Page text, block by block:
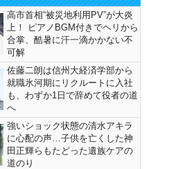
高市首相“被災地利用PV”が大炎
上！ ピアノBGM付きでヘリから
合掌、酷暑に汗一滴かかない不
可解
佐藤二朗は信州大経済学部から
就職氷河期にリクルートに入社
も、わずか1日で辞めて役者の道
へ
強いショック状態の清水アキラ
に心配の声…子供を亡くした神
田正輝らもたどった遺族ケアの
道のり